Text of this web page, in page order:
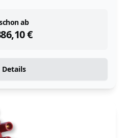
ab
€
Details